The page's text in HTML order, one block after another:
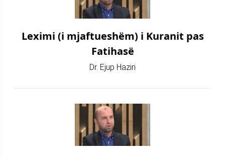
Leximi (i mjaftueshëm) i Kuranit pas
Fatihasë
Dr. Ejup Haziri